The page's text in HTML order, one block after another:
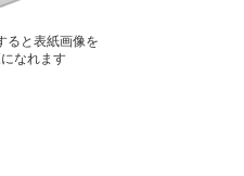
ると表紙画像を
になれます